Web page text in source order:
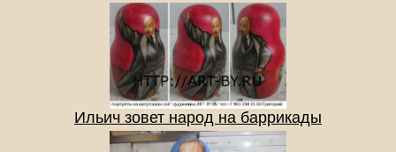
Ильич зовет народ на баррикады